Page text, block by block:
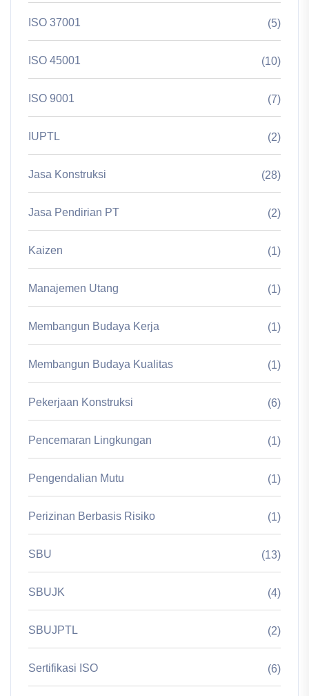
ISO 37001 (5)
ISO 45001 (10)
ISO 9001 (7)
IUPTL (2)
Jasa Konstruksi (28)
Jasa Pendirian PT (2)
Kaizen (1)
Manajemen Utang (1)
Membangun Budaya Kerja (1)
Membangun Budaya Kualitas (1)
Pekerjaan Konstruksi (6)
Pencemaran Lingkungan (1)
Pengendalian Mutu (1)
Perizinan Berbasis Risiko (1)
SBU (13)
SBUJK (4)
SBUJPTL (2)
Sertifikasi ISO (6)